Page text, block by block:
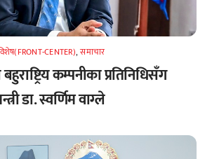
CENTER),समाचार
कम्पनीका प्रतिनिधिसँग
डा. स्वर्णिम वाग्ले